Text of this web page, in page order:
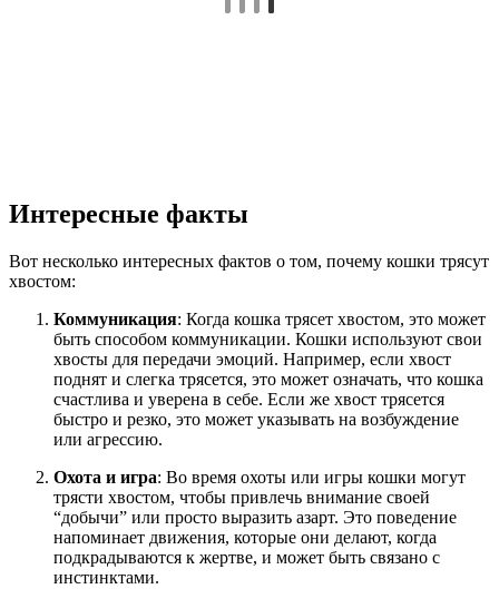
Интересные факты
Вот несколько интересных фактов о том, почему кошки трясут
хвостом:
Коммуникация: Когда кошка трясет хвостом, это может
быть способом коммуникации. Кошки используют свои
хвосты для передачи эмоций. Например, если хвост
поднят и слегка трясется, это может означать, что кошка
счастлива и уверена в себе. Если же хвост трясется
быстро и резко, это может указывать на возбуждение
или агрессию.
Охота и игра: Во время охоты или игры кошки могут
трясти хвостом, чтобы привлечь внимание своей
“добычи” или просто выразить азарт. Это поведение
напоминает движения, которые они делают, когда
подкрадываются к жертве, и может быть связано с
инстинктами.